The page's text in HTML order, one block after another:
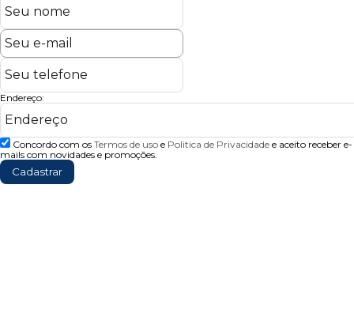
Endereço:
Concordo com os Termos de uso e Politica de Privacidade e aceito receber e-
mails com novidades e promoções.
Cadastrar